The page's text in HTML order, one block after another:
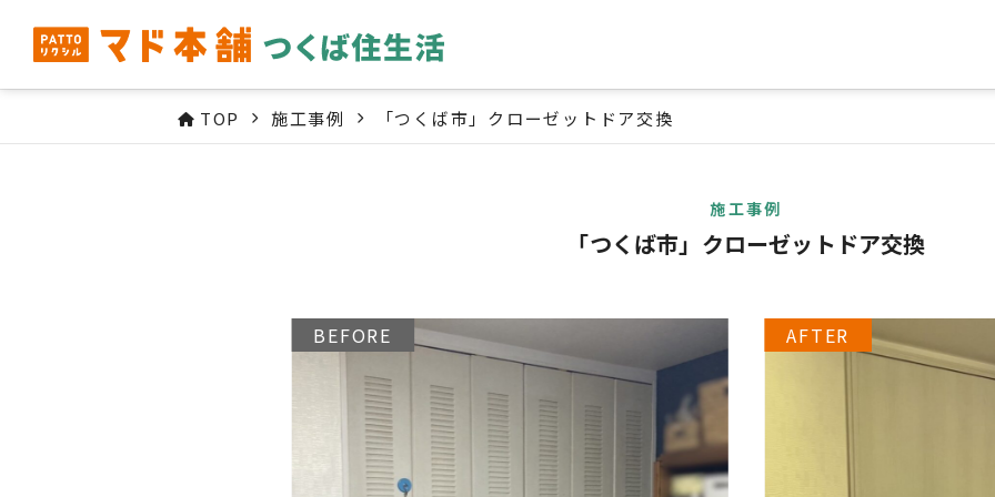
TOP 施工事例 「つくば市」クローゼットドア交換
施工事例
「つくば市」クローゼットドア交換